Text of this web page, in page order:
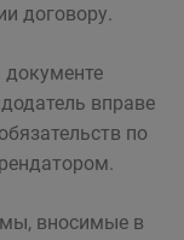
договору.
документе
вправе
по
вносимые в